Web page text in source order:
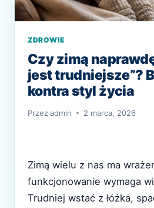
ZDROWIE
Czy zimą
jest trudniejsze”?
kontra styl życia
Przezadmin 2 marca, 2026
Zimą wielu z nas ma
funkcjonowanie wymaga
Trudniej wstać z łóżka,